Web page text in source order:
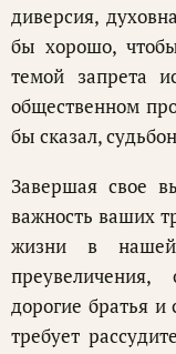
диверсия,
бы хорошо,
темой запрета
общественном
бы сказал,
Завершая свое
важность ваших
жизни в
преувеличения,
дорогие братья и
требует